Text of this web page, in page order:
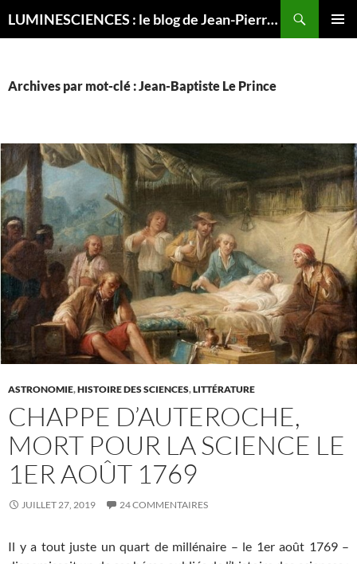
LUMINESCIENCES : le blog de Jean-Pierre LUMINET, astrophysicien
Archives par mot-clé : Jean-Baptiste Le Prince
ASTRONOMIE,HISTOIRE DES SCIENCES,LITTÉRATURE
CHAPPE D’AUTEROCHE,
MORT POUR LA SCIENCE LE
1ER AOÛT 1769
JUILLET 27, 2019 24 COMMENTAIRES
Il y a tout juste un quart de millénaire – le 1er août 1769 –